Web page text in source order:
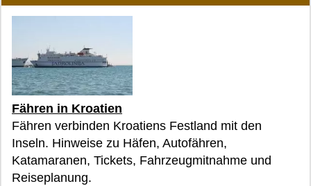
Fähren in Kroatien
Fähren verbinden Kroatiens Festland mit den
Inseln. Hinweise zu Häfen, Autofähren,
Katamaranen, Tickets, Fahrzeugmitnahme und
Reiseplanung.